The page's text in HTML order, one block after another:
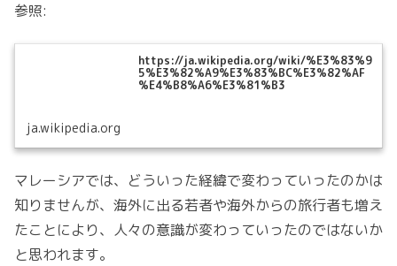
参照:
https://ja.wikipedia.org/wiki/%E3%83%9
5%E3%82%A9%E3%83%BC%E3%82%AF
%E4%B8%A6%E3%81%B3
ja.wikipedia.org
マレーシアでは、どういった経緯で変わっていったのかは
知りませんが、海外に出る若者や海外からの旅行者も増え
たことにより、人々の意識が変わっていったのではないか
と思われます。